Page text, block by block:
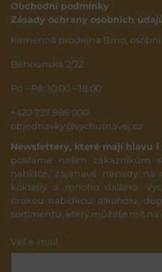
Obchodní podmínky
Zásady ochrany osobních
Kamenná prodejna Brno,
Běhounská 2/22
Po – Pá: 10:00 – 18:00
+420 727 986 000
objednavky@vychutnavej.cz
Newslettery, které mají hlavu i
posíláme našim zákazníkům
nabídce, zajímavé nápady na
koktejly a mnoho dalšího.
širokou nabídkou alkoholu,
sortimentu, který můžete mít na
Váš e-mail: